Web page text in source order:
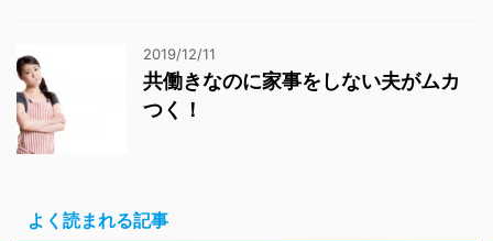
2019/12/11
共働きなのに家事をしない夫がムカ
つく！
よく読まれる記事